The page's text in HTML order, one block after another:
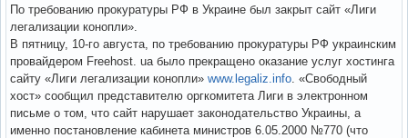
По требованию прокуратуры РФ в Украине был закрыт сайт «Лиги
легализации конопли».
В пятницу, 10-го августа, по требованию прокуратуры РФ украинским
провайдером Freehost. ua было прекращено оказание услуг хостинга
сайту «Лиги легализации конопли» www.legaliz.info . «Свободный
хост» сообщил представителю оргкомитета Лиги в электронном
письме о том, что сайт нарушает законодательство Украины, а
именно постановление кабинета министров 6.05.2000 №770 (что